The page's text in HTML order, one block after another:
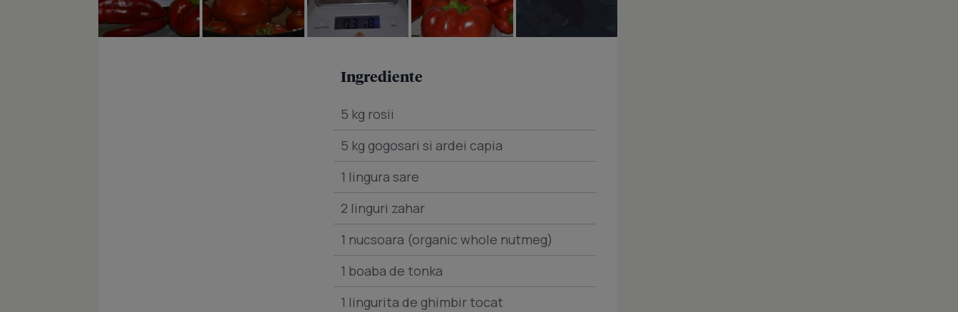
Ingrediente
5 kg rosii
5 kg gogosari si ardei capia
1 lingura sare
2 linguri zahar
1 nucsoara (organic whole nutmeg)
1 boaba de tonka
1 lingurita de ghimbir tocat